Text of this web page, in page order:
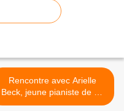
Rencontre avec Arielle
Beck, jeune pianiste de 12
ans, aux Nancyphonies